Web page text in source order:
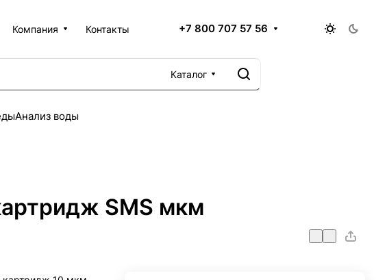
Компания Контакты +7 800 707 57 56
Каталог
Анализ воды
SMS мкм